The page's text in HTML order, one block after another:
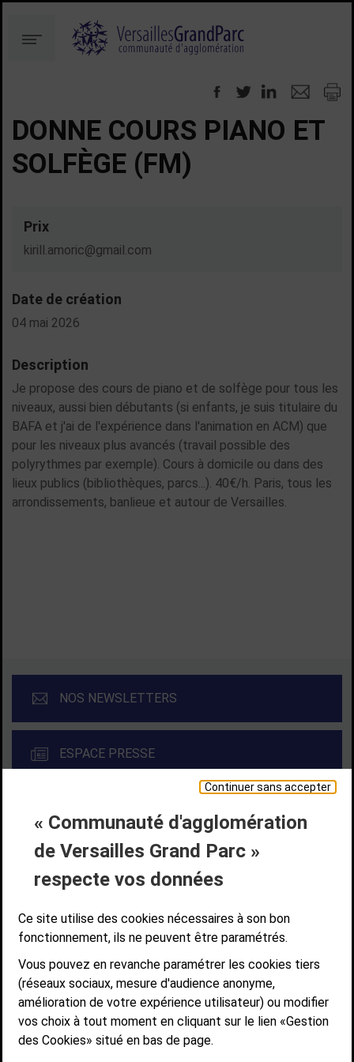
Continuer sans accepter
« Communauté d'agglomération
de Versailles Grand Parc »
respecte vos données
Ce site utilise des cookies nécessaires à son bon
fonctionnement, ils ne peuvent être paramétrés.
Vous pouvez en revanche paramétrer les cookies tiers
(réseaux sociaux, mesure d'audience anonyme,
amélioration de votre expérience utilisateur) ou modifier
vos choix à tout moment en cliquant sur le lien «Gestion
des Cookies» situé en bas de page.
au
contenu
à
Menu
DONNE COURS PIANO ET
SOLFÈGE (FM)
Date de création
04 mai 2026
Description
Je propose des cours de piano et de solfège pour tous les
niveaux, aussi bien débutants (si enfants, je suis titulaire du
BAFA et j'ai de l'expérience dans l'animation en ACM) que
pour les niveaux plus avancés (travail possible des
polyrythmes par exemple). Cours à domicile ou dans des
lieux publics (bibliothèques, parcs...). 40€/h. Paris, tous les
arrondissements, banlieue et autour de Versailles.
Prix
kirill.amoric@gmail.com
NOS NEWSLETTERS
ESPACE PRESSE
Liens bas de page
CONTACT MENTIONS LÉGALES
PLAN DE SITE
ACCESSIBILITÉ NUMÉRIQUE
GESTION DES COOKIES
Suivez-nous
SUIVEZ-NOUS SUR
Communauté d'agglomération de Versailles
Grand Parc
6, AVENUE DE PARIS - CS 10922 - 78009 VERSAILLES CEDEX
STANDARD : 01 39 66 30 00 - OUVERT DU LUNDI AU VENDREDI DE 9H À